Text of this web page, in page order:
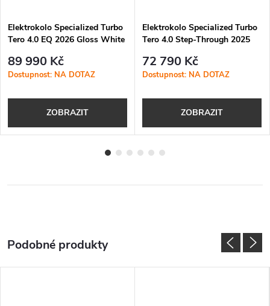
Elektrokolo Specialized Turbo
Tero 4.0 EQ 2026 Gloss White
89 990 Kč
Dostupnost: NA DOTAZ
ZOBRAZIT
Elektrokolo Specialized Turbo
Tero 4.0 Step-Through 2025
72 790 Kč
Dostupnost: NA DOTAZ
ZOBRAZIT